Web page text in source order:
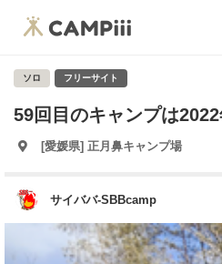
ソロ フリーサイト
59回目のキャンプは
[愛媛県] 正月鼻キャンプ場
サイババ-SBBcamp